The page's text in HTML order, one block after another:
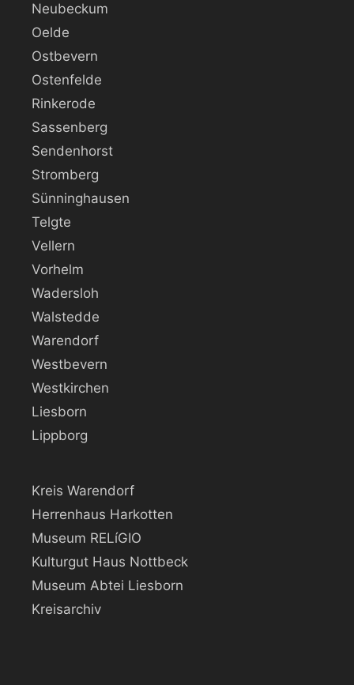
Neubeckum
Oelde
Ostbevern
Ostenfelde
Rinkerode
Sassenberg
Sendenhorst
Stromberg
Sünninghausen
Telgte
Vellern
Vorhelm
Wadersloh
Walstedde
Warendorf
Westbevern
Westkirchen
Liesborn
Lippborg
Kreis Warendorf
Herrenhaus Harkotten
Museum RELíGIO
Kulturgut Haus Nottbeck
Museum Abtei Liesborn
Kreisarchiv